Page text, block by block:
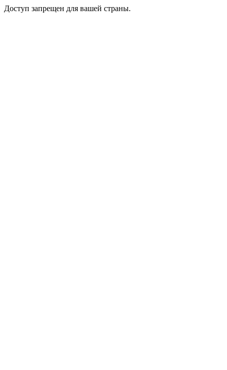
Доступ запрещен для вашей страны.